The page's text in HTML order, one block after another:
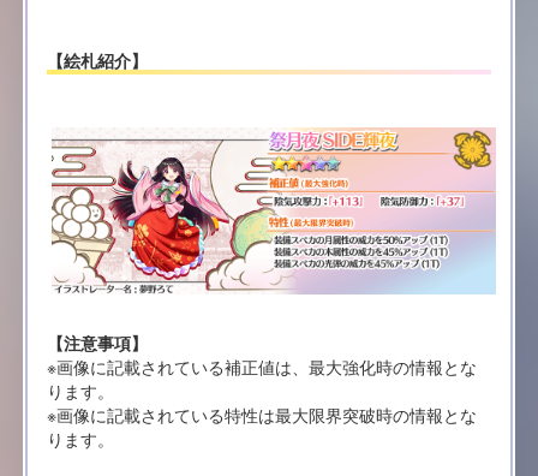
【絵札紹介】
【注意事項】
※画像に記載されている補正値は、最大強化時の情報とな
ります。
※画像に記載されている特性は最大限界突破時の情報とな
ります。